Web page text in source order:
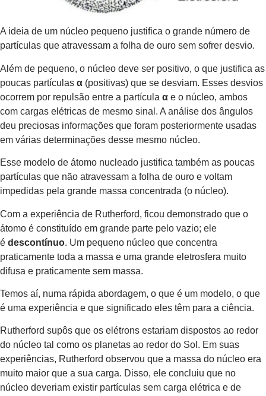
A ideia de um núcleo pequeno justifica o grande número de
partículas que atravessam a folha de ouro sem sofrer desvio.
Além de pequeno, o núcleo deve ser positivo, o que justifica as
poucas partículas α (positivas) que se desviam. Esses desvios
ocorrem por repulsão entre a partícula α e o núcleo, ambos
com cargas elétricas de mesmo sinal. A análise dos ângulos
deu preciosas informações que foram posteriormente usadas
em várias determinações desse mesmo núcleo.
Esse modelo de átomo nucleado justifica também as poucas
partículas que não atravessam a folha de ouro e voltam
impedidas pela grande massa concentrada (o núcleo).
Com a experiência de Rutherford, ficou demonstrado que o
átomo é constituído em grande parte pelo vazio; ele
é descontínuo. Um pequeno núcleo que concentra
praticamente toda a massa e uma grande eletrosfera muito
difusa e praticamente sem massa.
Temos aí, numa rápida abordagem, o que é um modelo, o que
é uma experiência e que significado eles têm para a ciência.
Rutherford supôs que os elétrons estariam dispostos ao redor
do núcleo tal como os planetas ao redor do Sol. Em suas
experiências, Rutherford observou que a massa do núcleo era
muito maior que a sua carga. Disso, ele concluiu que no
núcleo deveriam existir partículas sem carga elétrica e de